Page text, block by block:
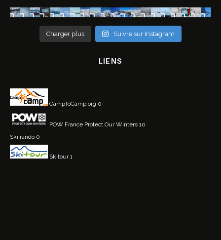
Charger plus Suivre sur Instagram
LIENS
CampToCamp.org 0
POW France Protect Our Winters 10
Ski rando 0
Skitour1